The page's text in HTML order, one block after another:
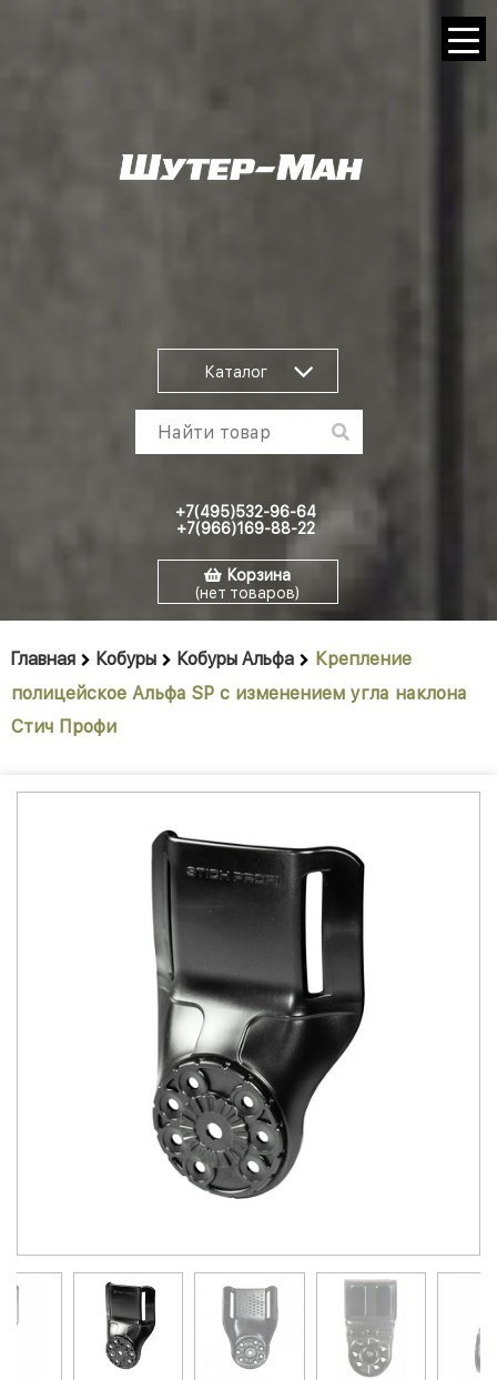
Каталог
+7(495)532-96-64
+7(966)169-88-22
Корзина
(нет товаров)
Главная Кобуры Кобуры Альфа
Крепление
полицейское Альфа SP с изменением угла наклона
Стич Профи